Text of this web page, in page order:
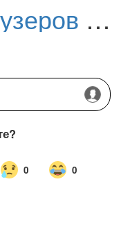
Тест шести браузеров на расход ОЗУ: Brave лидирует с 2,2 ГБ